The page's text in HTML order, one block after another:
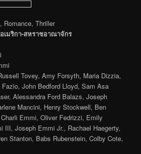
Romance, Thriller
เมริกา-สหราชอาณาจักร
Tovey, Amy Forsyth, Maria Dizzia,
John Bedford Lloyd, Sam Asa
Alessandra Ford Balazs, Joseph
Mancini, Henry Stockwell, Ben
Emmi, Oliver Fedrizzi, Emily
III, Joseph Emmi Jr., Rachael Haegerty,
Stanton, Babs Rubenstein, Colby Cote,